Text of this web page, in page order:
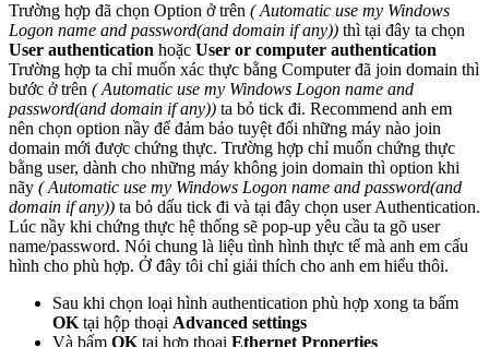
Trường hợp đã chọn Option ở trên ( Automatic use my Windows
Logon name and password(and domain if any)) thì tại đây ta chọn
User authentication hoặc User or computer authentication
Trường hợp ta chỉ muốn xác thực bằng Computer đã join domain thì
bước ở trên ( Automatic use my Windows Logon name and
password(and domain if any)) ta bỏ tick đi. Recommend anh em
nên chọn option nầy để đảm bảo tuyệt đối những máy nào join
domain mới được chứng thực. Trường hợp chỉ muốn chứng thực
bằng user, dành cho những máy không join domain thì option khi
nãy ( Automatic use my Windows Logon name and password(and
domain if any)) ta bỏ dấu tick đi và tại đây chọn user Authentication.
Lúc nầy khi chứng thực hệ thống sẽ pop-up yêu cầu ta gõ user
name/password. Nói chung là liệu tình hình thực tế mà anh em cấu
hình cho phù hợp. Ở đây tôi chỉ giải thích cho anh em hiểu thôi.
Sau khi chọn loại hình authentication phù hợp xong ta bấm
OK tại hộp thoại Advanced settings
Và bấm OK tại hợp thoại Ethernet Properties